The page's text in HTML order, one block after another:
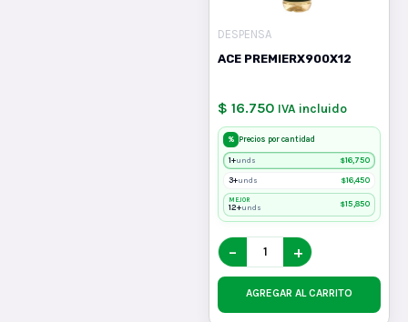
DESPENSA
ACE PREMIERX900X12
$ 16.750 IVA incluido
% Precios por cantidad
1+unds $16,750
3+unds $16,450
MEJOR
12+unds $15,850
− +
AGREGAR AL CARRITO